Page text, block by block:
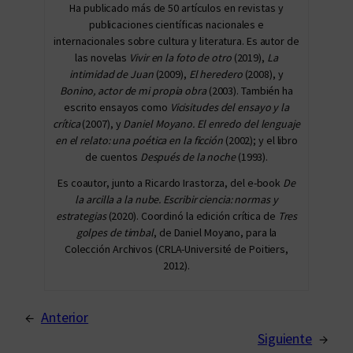
Ha publicado más de 50 artículos en revistas y
publicaciones científicas nacionales e
internacionales sobre cultura y literatura. Es autor de
las novelas Vivir en la foto de otro(2019), La
intimidadde Juan (2009), El heredero (2008), y
Bonino, actor de mi propia obra (2003). También ha
escrito ensayos como Vicisitudes del ensayo y la
crítica(2007), y Daniel Moyano. El enredo del lenguaje
en el relato: una poética en la ficción (2002); y el libro
de cuentos Después de la noche(1993).
Es coautor, junto a Ricardo Irastorza, del e-book De
la arcilla a la nube. Escribir ciencia: normas y
estrategias(2020). Coordinó la edición crítica de Tres
golpes de timbal, de Daniel Moyano, para la
Colección Archivos (CRLA-Université de Poitiers,
2012).
← Anterior
Siguiente →